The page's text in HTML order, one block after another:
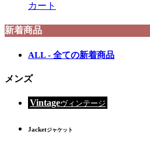
カート
新着商品
ALL - 全ての新着商品
メンズ
Vintageヴィンテージ
Jacketジャケット